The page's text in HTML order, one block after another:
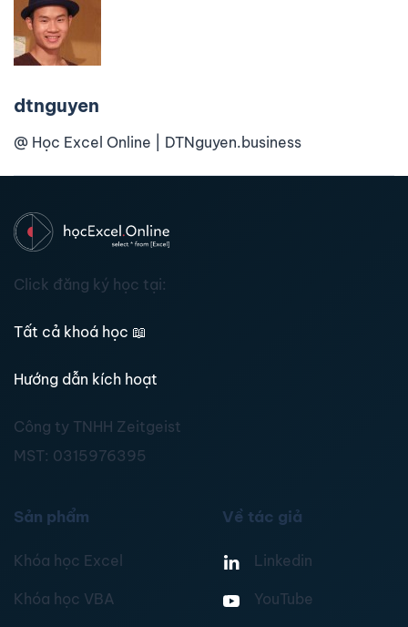
dtnguyen
@ Học Excel Online | DTNguyen.business
Click đăng ký học tại:
Tất cả khoá học 📖
Hướng dẫn kích hoạt
Công ty TNHH Zeitgeist
MST: 0315976395
Sản phẩm
Khóa học Excel
Khóa học VBA
Về tác giả
Linkedin
YouTube